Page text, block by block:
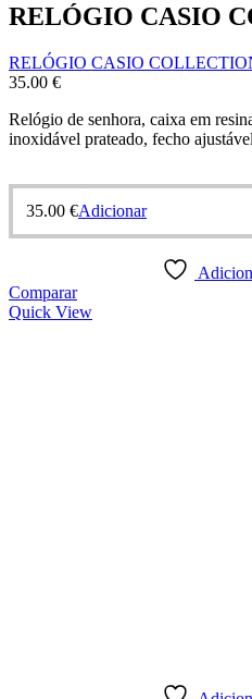
RELÓGIO CASIO
RELÓGIO CASIO
35.00 €
Relógio de senhora, caixa em
inoxidável prateado, fecho ajustável
35.00 €Adicionar
Comparar
Quick View